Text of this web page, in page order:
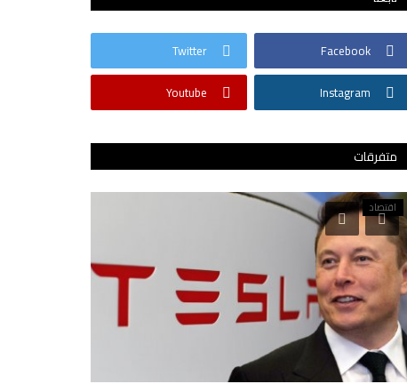
Facebook
Twitter
Instagram
Youtube
متفرقات
اقتصاد